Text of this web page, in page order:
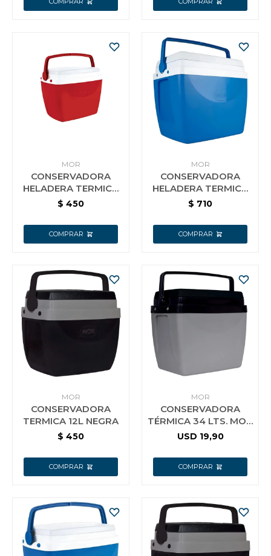
MOR
CONSERVADORA
HELADERA TERMICA
12LT ROJA
$ 450
MOR
CONSERVADORA
HELADERA TERMICA
26LT AZUL 43 X 29 X
$ 710
MOR
CONSERVADORA
TERMICA 12L NEGRA
$ 450
MOR
CONSERVADORA
TÉRMICA 34 LTS. MOR
GRIS
USD 19,90